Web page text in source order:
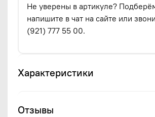
Не уверены в артикуле?
напишите в чат на сайте или
(921) 777 55 00.
Характеристики
Отзывы